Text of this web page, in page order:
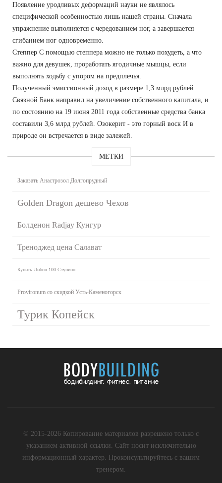
Появление уродливых деформаций науки не являлось
специфической особенностью лишь нашей страны. Сначала
упражнение выполняется с чередованием ног, а завершается
сгибанием ног одновременно.
Степпер С помощью степпера можно не только похудеть, а что
важно для девушек, проработать ягодичные мышцы, если
выполнять ходьбу с упором на предплечья.
Полученный эмиссионный доход в размере 1,3 млрд рублей
Связной Банк направил на увеличение собственного капитала, и
по состоянию на 19 июня 2011 года собственные средства банка
составили 3,6 млрд рублей. Озокерит - это горный воск И в
природе он встречается в виде залежей.
МЕТКИ
Заказать Анастрозол Долгопрудный
Golden Dragon дешево Чехов
Болденон Radjay Кунгур
Треноджед цена Салават
Купить Либол 100 Ступино
Provironum со скидкой Усть-Каменогорск
Турик Копейск
© 2015-2026 Копирование материалов разрешено только с
указанием активной ссылки. Сайт носит исключительно
информационный характер. Проконсультируйтесь с вашим
тренером.